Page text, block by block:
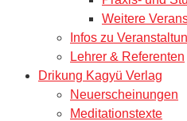
Weitere
Infos zu
Lehrer & Referenten
Drikung Kagyü Verlag
Neuerscheinungen
Meditationstexte